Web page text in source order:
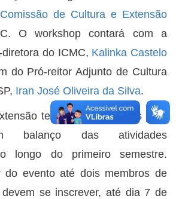
Comissão de Cultura e Extensão
O workshop contará com a
do ICMC, Kalinka Castelo
do Pró-reitor Adjunto de Cultura
Iran José Oliveira da Silva.
terá até três minutos para
balanço das atividades
longo do primeiro semestre.
do evento até dois membros de
se inscrever, até dia 7 de